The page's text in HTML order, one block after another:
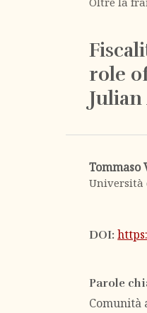
role
Tommaso
Università
DOI:
Parole
Comunità